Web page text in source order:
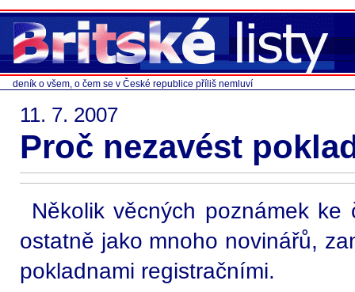
deník o všem, o čem se v České republice příliš nemluví
11. 7. 2007
Proč nezavést
Několik věcných poznámek
ostatně jako mnoho novinářů,
pokladnami registračními.